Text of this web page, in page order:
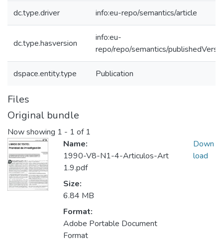
dc.type.driver info:eu-repo/semantics/article
dc.type.hasversion
info:eu-
repo/repo/semantics/
dspace.entity.type Publication
Files
Original bundle
Now showing 1 - 1 of 1
Name:
1990-V8-N1-4-Articulos-Art
1.9.pdf
Size:
6.84 MB
Format:
Adobe Portable Document
Format
Down
load